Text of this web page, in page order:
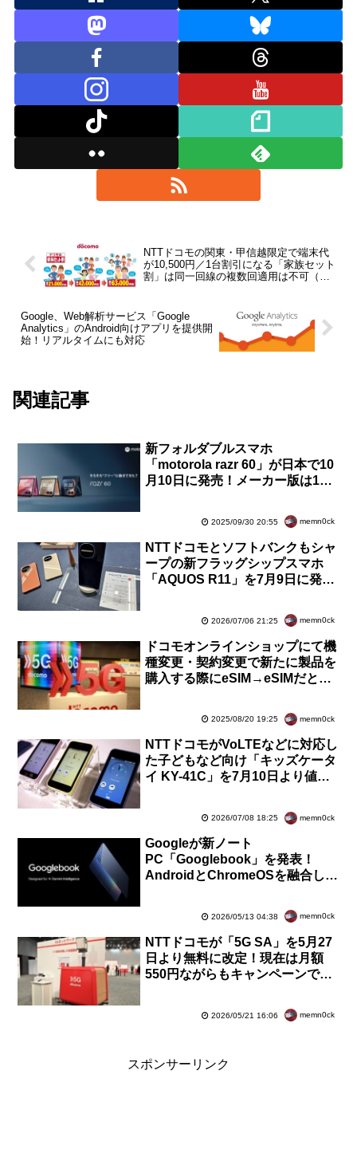
NTTドコモの関東・甲信越限定で端末代
が10,500円／1台割引になる「家族セット
割」は同一回線の複数回適用は不可（訂
Google、Web解析サービス「Google
Analytics」のAndroid向けアプリを提供開
始！リアルタイムにも対応
関連記事
新フォルダブルスマホ
「motorola razr 60」が日本で10
月10日に発売！メーカー版は13
2025/09/30 20:55 memn0ck
NTTドコモとソフトバンクもシャ
ープの新フラッグシップスマホ
「AQUOS R11」を7月9日に発
2026/07/06 21:25 memn0ck
ドコモオンラインショップにて機
種変更・契約変更で新たに製品を
購入する際にeSIM→eSIMだとエ
2025/08/20 19:25 memn0ck
NTTドコモがVoLTEなどに対応し
た子どもなど向け「キッズケータ
イ KY-41C」を7月10日より値上
2026/07/08 18:25 memn0ck
Googleが新ノート
PC「Googlebook」を発表！
AndroidとChromeOSを融合して
2026/05/13 04:38 memn0ck
NTTドコモが「5G SA」を5月27
日より無料に改定！現在は月額
550円ながらもキャンペーンで無
2026/05/21 16:06 memn0ck
スポンサーリンク